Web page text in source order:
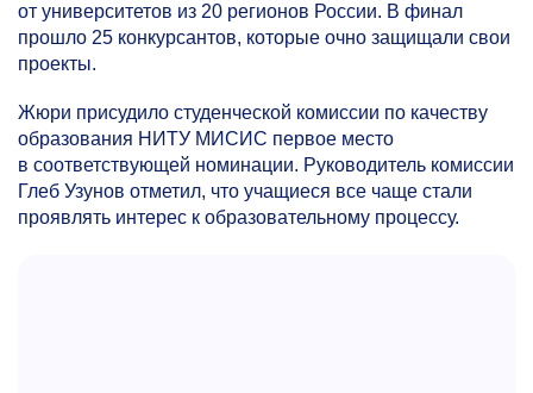
от университетов из 20 регионов России. В финал
прошло 25 конкурсантов, которые очно защищали свои
проекты.
Жюри присудило студенческой комиссии по качеству
образования НИТУ МИСИС первое место
в соответствующей номинации. Руководитель комиссии
Глеб Узунов отметил, что учащиеся все чаще стали
проявлять интерес к образовательному процессу.